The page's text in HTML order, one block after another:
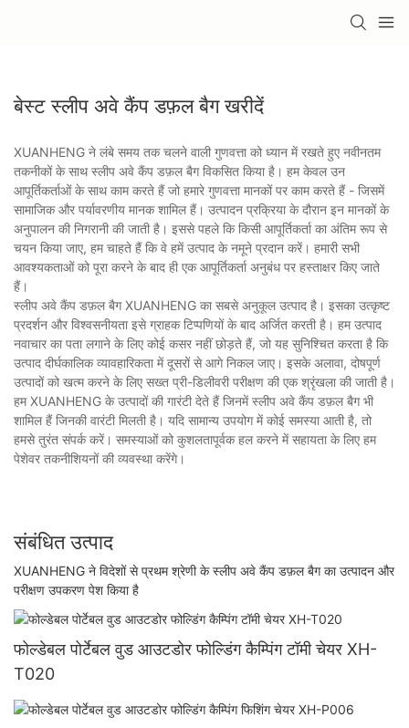
बेस्ट स्लीप अवे कैंप डफ़ल बैग खरीदें
XUANHENG ने लंबे समय तक चलने वाली गुणवत्ता को ध्यान में रखते हुए नवीनतम
तकनीकों के साथ स्लीप अवे कैंप डफ़ल बैग विकसित किया है। हम केवल उन
आपूर्तिकर्ताओं के साथ काम करते हैं जो हमारे गुणवत्ता मानकों पर काम करते हैं - जिसमें
सामाजिक और पर्यावरणीय मानक शामिल हैं। उत्पादन प्रक्रिया के दौरान इन मानकों के
अनुपालन की निगरानी की जाती है। इससे पहले कि किसी आपूर्तिकर्ता का अंतिम रूप से
चयन किया जाए, हम चाहते हैं कि वे हमें उत्पाद के नमूने प्रदान करें। हमारी सभी
आवश्यकताओं को पूरा करने के बाद ही एक आपूर्तिकर्ता अनुबंध पर हस्ताक्षर किए जाते
हैं।
स्लीप अवे कैंप डफ़ल बैग XUANHENG का सबसे अनुकूल उत्पाद है। इसका उत्कृष्ट
प्रदर्शन और विश्वसनीयता इसे ग्राहक टिप्पणियों के बाद अर्जित करती है। हम उत्पाद
नवाचार का पता लगाने के लिए कोई कसर नहीं छोड़ते हैं, जो यह सुनिश्चित करता है कि
उत्पाद दीर्घकालिक व्यावहारिकता में दूसरों से आगे निकल जाए। इसके अलावा, दोषपूर्ण
उत्पादों को खत्म करने के लिए सख्त प्री-डिलीवरी परीक्षण की एक श्रृंखला की जाती है।
हम XUANHENG के उत्पादों की गारंटी देते हैं जिनमें स्लीप अवे कैंप डफ़ल बैग भी
शामिल हैं जिनकी वारंटी मिलती है। यदि सामान्य उपयोग में कोई समस्या आती है, तो
हमसे तुरंत संपर्क करें। समस्याओं को कुशलतापूर्वक हल करने में सहायता के लिए हम
पेशेवर तकनीशियनों की व्यवस्था करेंगे।
संबंधित उत्पाद
XUANHENG ने विदेशों से प्रथम श्रेणी के स्लीप अवे कैंप डफ़ल बैग का उत्पादन और
परीक्षण उपकरण पेश किया है
फोल्डेबल पोर्टेबल वुड आउटडोर फोल्डिंग कैम्पिंग टॉमी चेयर XH-
T020